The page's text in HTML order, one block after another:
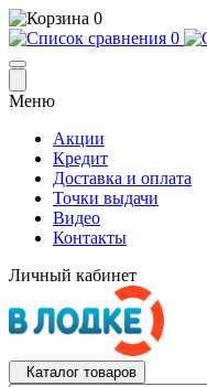
0
0
Меню
Акции
Кредит
Доставка и оплата
Точки выдачи
Видео
Контакты
Личный кабинет
Каталог товаров